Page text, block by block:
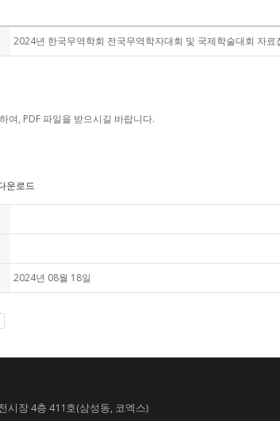
2024년 한국무역학회 전국무역학자대회 및 국제학술대회 자료
여, PDF 파일을 받으시길 바랍니다.
운로드
2024년 08월 18일
장 4층 411호(삼성동, 코엑스)